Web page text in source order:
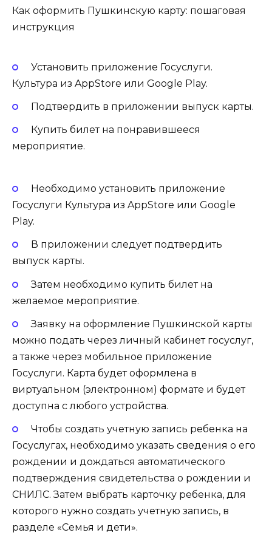
Как оформить Пушкинскую карту: пошаговая
инструкция
Установить приложение Госуслуги.
Культура из AppStore или Google Play.
Подтвердить в приложении выпуск карты.
Купить билет на понравившееся
мероприятие.
Необходимо установить приложение
Госуслуги Культура из AppStore или Google
Play.
В приложении следует подтвердить
выпуск карты.
Затем необходимо купить билет на
желаемое мероприятие.
Заявку на оформление Пушкинской карты
можно подать через личный кабинет госуслуг,
а также через мобильное приложение
Госуслуги. Карта будет оформлена в
виртуальном (электронном) формате и будет
доступна с любого устройства.
Чтобы создать учетную запись ребенка на
Госуслугах, необходимо указать сведения о его
рождении и дождаться автоматического
подтверждения свидетельства о рождении и
СНИЛС. Затем выбрать карточку ребенка, для
которого нужно создать учетную запись, в
разделе «Семья и дети».